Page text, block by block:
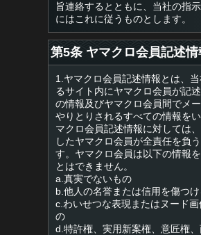
旨連絡するとともに、当社の指
にはこれに従うものとします。
第5条 ヤマクロ会員記述
1.ヤマクロ会員記述情報とは、
るサイト内にヤマクロ会員が記
の情報及びヤマクロ会員間でメ
やりとりされるすべての情報を
マクロ会員記述情報に対しては
したヤマクロ会員が全責任を負
す。ヤマクロ会員は以下の情報
とはできません。
a.真実でないもの
b.他人の名誉または信用を傷つ
c.わいせつな表現またはヌード画
の
d.特許権、実用新案権、意匠権